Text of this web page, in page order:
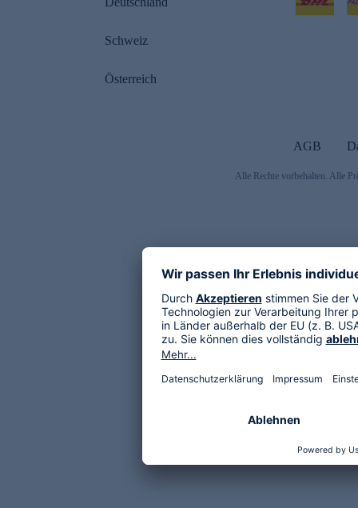
Schweiz
Österreich
AGB
Alle Rechte vorbehalten. Alle